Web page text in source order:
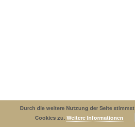
© Copyright 2019. All
Durch die weitere Nutzung der Seite
Cookies zu. Weitere Informationen